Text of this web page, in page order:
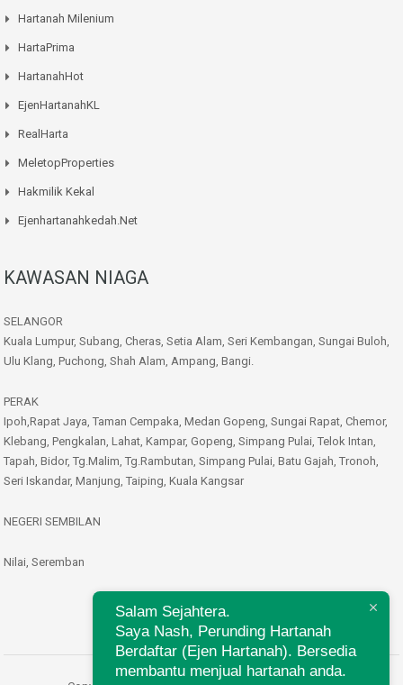
Hartanah Milenium
HartaPrima
HartanahHot
EjenHartanahKL
RealHarta
MeletopProperties
Hakmilik Kekal
Ejenhartanahkedah.net
KAWASAN NIAGA
SELANGOR
Kuala Lumpur, Subang, Cheras, Setia Alam, Seri Kembangan, Sungai Buloh,
Ulu Klang, Puchong, Shah Alam, Ampang, Bangi.
PERAK
Ipoh,Rapat Jaya, Taman Cempaka, Medan Gopeng, Sungai Rapat, Chemor,
Klebang, Pengkalan, Lahat, Kampar, Gopeng, Simpang Pulai, Telok Intan,
Tapah, Bidor, Tg.Malim, Tg.Rambutan, Simpang Pulai, Batu Gajah, Tronoh,
Seri Iskandar, Manjung, Taiping, Kuala Kangsar
NEGERI SEMBILAN
Nilai, Seremban
Salam Sejahtera.
Saya Nash, Perunding Hartanah
Berdaftar (Ejen Hartanah). Bersedia
membantu menjual hartanah anda.